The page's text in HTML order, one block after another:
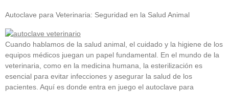
Autoclave para Veterinaria: Seguridad en la Salud Animal
Cuando hablamos de la salud animal, el cuidado y la higiene de los
equipos médicos juegan un papel fundamental. En el mundo de la
veterinaria, como en la medicina humana, la esterilización es
esencial para evitar infecciones y asegurar la salud de los
pacientes. Aquí es donde entra en juego el autoclave para